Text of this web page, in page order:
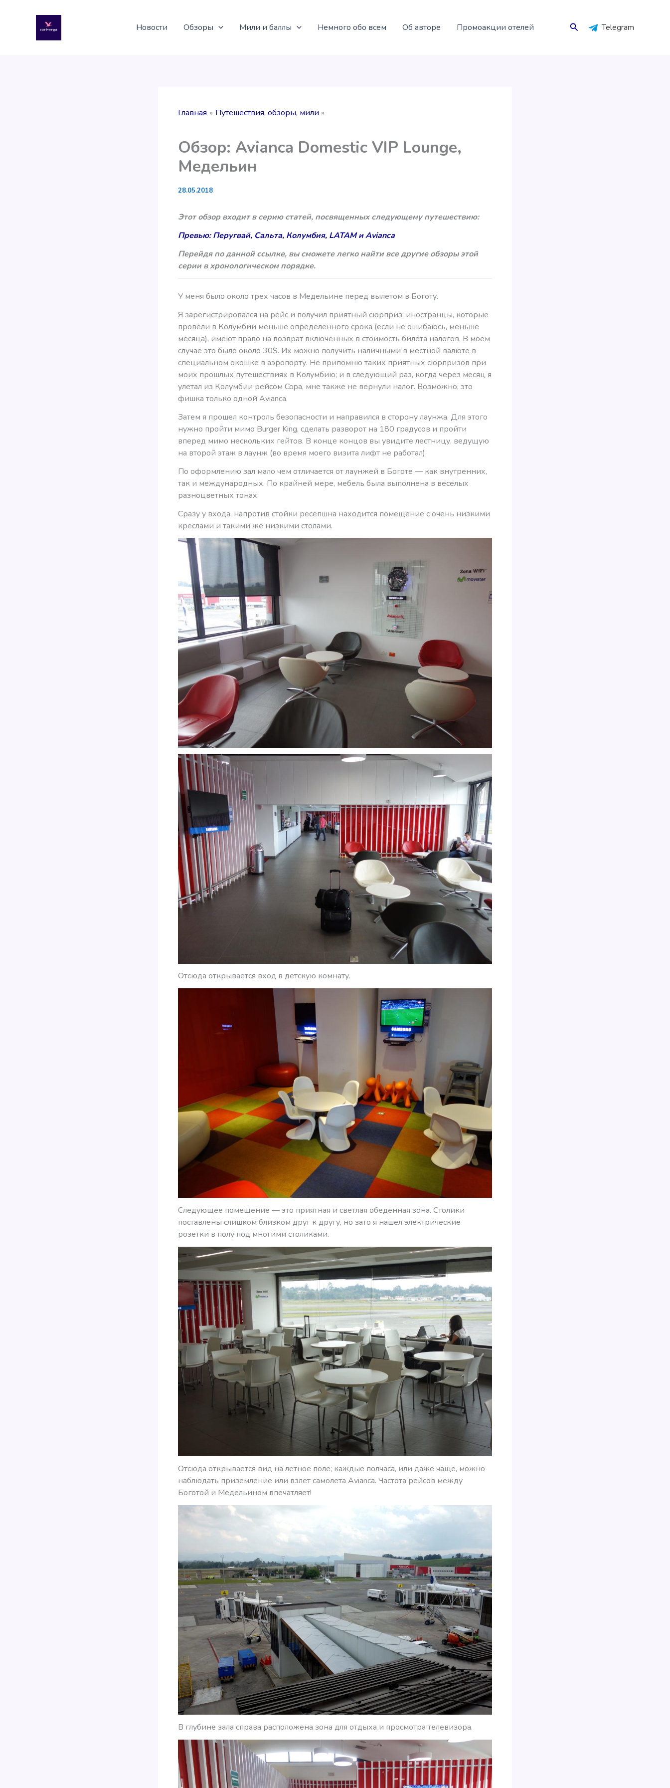
содержимому
Новости Обзоры Мили и баллы Немного обо всем Об авторе Промоакции отелей Поиск Telegram
Главная Путешествия, обзоры, мили
Обзор: Avianca Domestic VIP Lounge,
Медельин
28.05.2018
Этот обзор входит в серию статей, посвященных следующему путешествию:
Превью: Перугвай, Сальта, Колумбия, LATAM и Avianca
Перейдя по данной ссылке, вы сможете легко найти все другие обзоры этой
серии в хронологическом порядке.
У меня было около трех часов в Медельине перед вылетом в Боготу.
Я зарегистрировался на рейс и получил приятный сюрприз: иностранцы, которые
провели в Колумбии меньше определенного срока (если не ошибаюсь, меньше
месяца), имеют право на возврат включенных в стоимость билета налогов. В моем
случае это было около 30$. Их можно получить наличными в местной валюте в
специальном окошке в аэропорту. Не припомню таких приятных сюрпризов при
моих прошлых путешествиях в Колумбию; и в следующий раз, когда через месяц я
улетал из Колумбии рейсом Copa, мне также не вернули налог. Возможно, это
фишка только одной Avianca.
Затем я прошел контроль безопасности и направился в сторону лаунжа. Для этого
нужно пройти мимо Burger King, сделать разворот на 180 градусов и пройти
вперед мимо нескольких гейтов. В конце концов вы увидите лестницу, ведущую
на второй этаж в лаунж (во время моего визита лифт не работал).
По оформлению зал мало чем отличается от лаунжей в Боготе — как внутренних,
так и международных. По крайней мере, мебель была выполнена в веселых
разноцветных тонах.
Сразу у входа, напротив стойки ресепшна находится помещение с очень низкими
креслами и такими же низкими столами.
Отсюда открывается вход в детскую комнату.
Следующее помещение — это приятная и светлая обеденная зона. Столики
поставлены слишком близком друг к другу, но зато я нашел электрические
розетки в полу под многими столиками.
Отсюда открывается вид на летное поле; каждые полчаса, или даже чаще, можно
наблюдать приземление или взлет самолета Avianca. Частота рейсов между
Боготой и Медельином впечатляет!
В глубине зала справа расположена зона для отдыха и просмотра телевизора.